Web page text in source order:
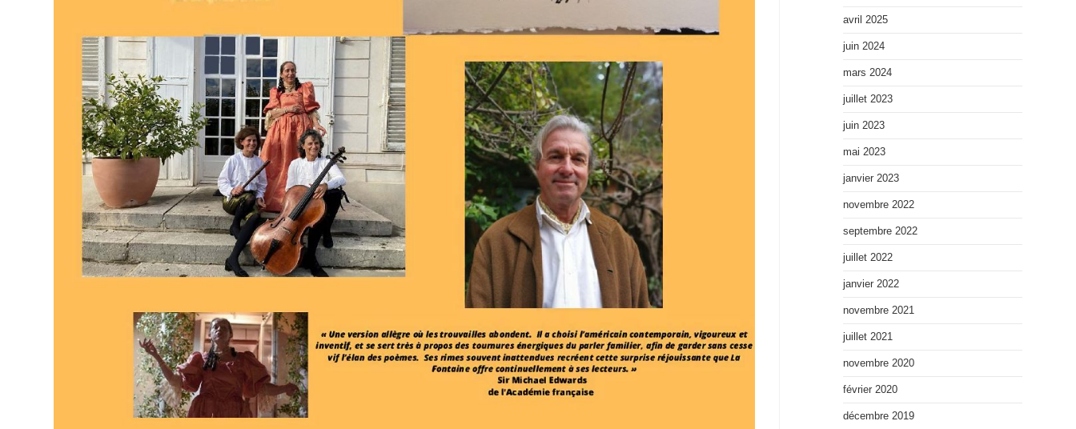
avril 2025
juin 2024
mars 2024
juillet 2023
juin 2023
mai 2023
janvier 2023
novembre 2022
septembre 2022
juillet 2022
janvier 2022
novembre 2021
juillet 2021
novembre 2020
février 2020
décembre 2019